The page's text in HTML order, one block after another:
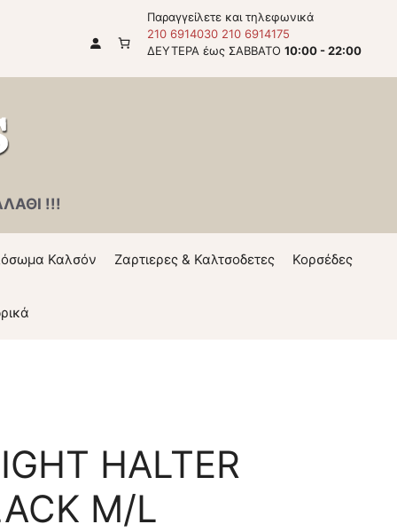
Παραγγείλετε και τηλεφωνικά
210 6914030 210 6914175
ΔΕΥΤΕΡΑ έως ΣΑΒΒΑΤΟ 10:00 - 22:00
!!!
Καλσόν Ζαρτιερες & Καλτσοδετες Κορσέδες
HALTER
M/L